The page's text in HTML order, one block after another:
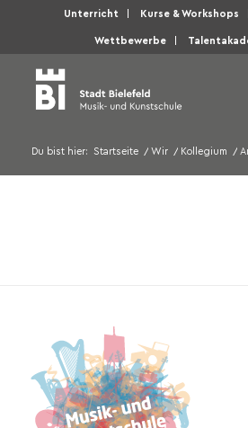
Unterricht Kurse & Workshops
Wettbewerbe
Du bist hier: Startseite / Wir / Kollegium /